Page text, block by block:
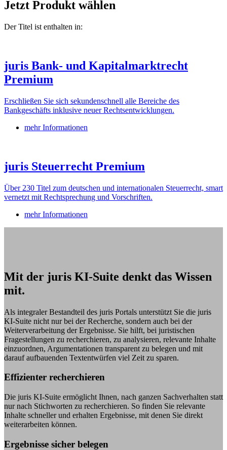
Jetzt Produkt wählen
Der Titel ist enthalten in:
juris Bank- und Kapitalmarktrecht
Premium
Erschließen Sie sich sekundenschnell alle Bereiche des
Bankgeschäfts inklusive neuer Rechtsentwicklungen.
mehr Informationen
juris Steuerrecht Premium
Über 230 Titel zum deutschen und internationalen Steuerrecht, smart
vernetzt mit Rechtsprechung und Vorschriften.
mehr Informationen
Mit der juris KI-Suite denkt das Wissen
mit.
Als integraler Bestandteil des juris Portals unterstützt Sie die juris
KI-Suite nicht nur bei der Recherche, sondern auch bei der
Weiterverarbeitung der Ergebnisse. Sie hilft, bei juristischen
Fragestellungen zu recherchieren, zu analysieren, relevante Inhalte
einzuordnen, Argumentationen transparent zu belegen und mit
darauf aufbauenden Textentwürfen viel Zeit zu sparen.
Effizienter recherchieren
Die juris KI-Suite ermöglicht Ihnen, nach ganzen Sachverhalten statt
nur nach Stichworten zu recherchieren. So finden Sie relevante
Inhalte schneller und erhalten Ergebnisse, mit denen Sie direkt
weiterarbeiten können.
Ergebnisse sicher belegen